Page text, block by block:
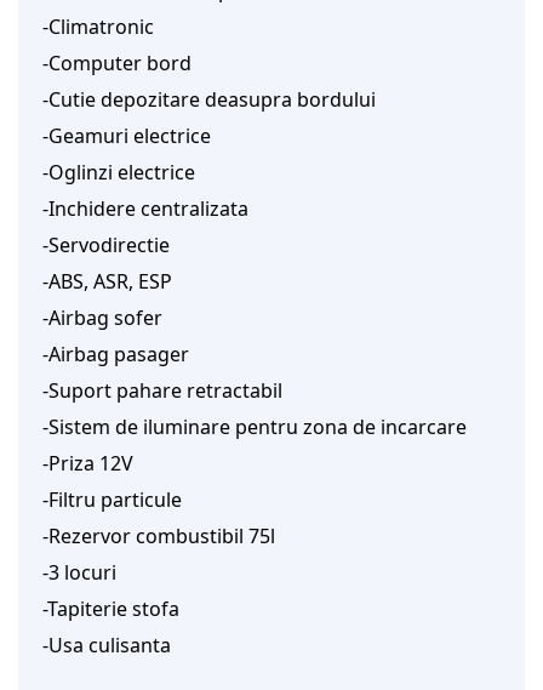
-Climatronic
-Computer bord
-Cutie depozitare deasupra bordului
-Geamuri electrice
-Oglinzi electrice
-Inchidere centralizata
-Servodirectie
-ABS, ASR, ESP
-Airbag sofer
-Airbag pasager
-Suport pahare retractabil
-Sistem de iluminare pentru zona de incarcare
-Priza 12V
-Filtru particule
-Rezervor combustibil 75l
-3 locuri
-Tapiterie stofa
-Usa culisanta